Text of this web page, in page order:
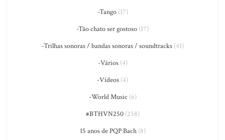
-Tango(17)
-Tão chato ser gostoso (17)
-Trilhas sonoras / bandas sonoras / soundtracks(41)
-Vários(4)
-Vídeos (4)
-World Music (6)
#BTHVN250(258)
15 anos de PQP Bach(8)